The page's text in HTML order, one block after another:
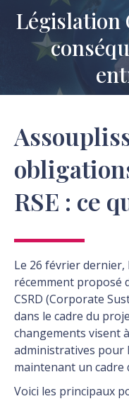
Législation
RSE : ce
Le 26 février dernier,
récemment proposé
CSRD (Corporate
dans le cadre du
changements visent
administratives pour
maintenant un cadre
Voici les principaux